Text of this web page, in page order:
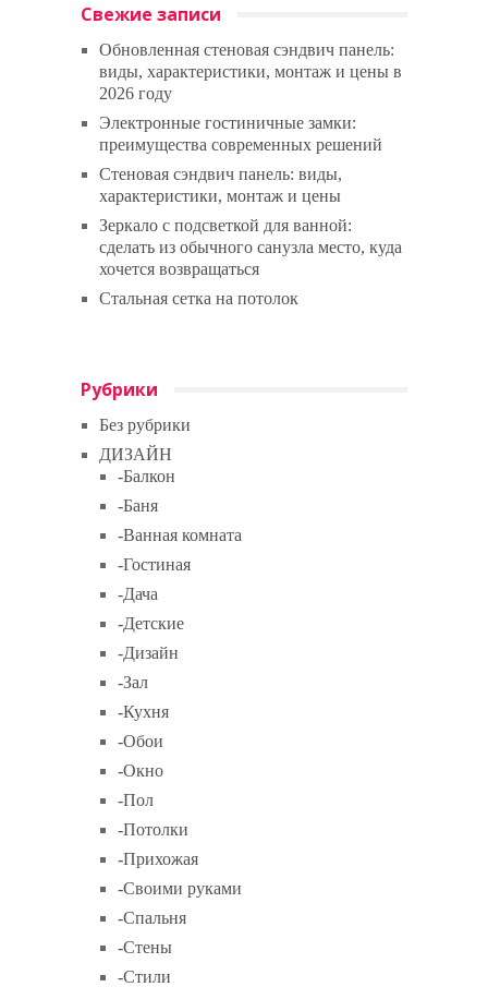
Свежие записи
Обновленная стеновая сэндвич панель:
виды, характеристики, монтаж и цены в
2026 году
Электронные гостиничные замки:
преимущества современных решений
Стеновая сэндвич панель: виды,
характеристики, монтаж и цены
Зеркало с подсветкой для ванной:
сделать из обычного санузла место, куда
хочется возвращаться
Стальная сетка на потолок
Рубрики
Без рубрики
ДИЗАЙН
-Балкон
-Баня
-Ванная комната
-Гостиная
-Дача
-Детские
-Дизайн
-Зал
-Кухня
-Обои
-Окно
-Пол
-Потолки
-Прихожая
-Своими руками
-Спальня
-Стены
-Стили